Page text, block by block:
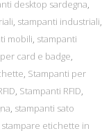
desktop sardegna,
, stampanti industriali,
mobili, stampanti
card e badge,
, Stampanti per
, Stampanti RFID,
, stampanti sato
stampare etichette in